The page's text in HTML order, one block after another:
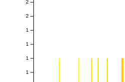
1
1
1
1
2
2